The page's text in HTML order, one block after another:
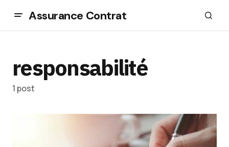
Assurance Contrat
responsabilité
1 post